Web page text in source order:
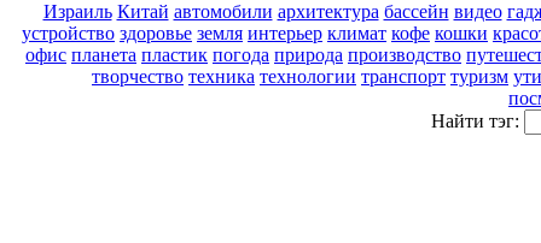
Израиль Китай автомобили архитектура бассейн видео
устройство здоровье земля интерьер климат кофе кошки
офис планета пластик погода природа производство
творчество техника технологии транспорт туризм
Найти тэг: